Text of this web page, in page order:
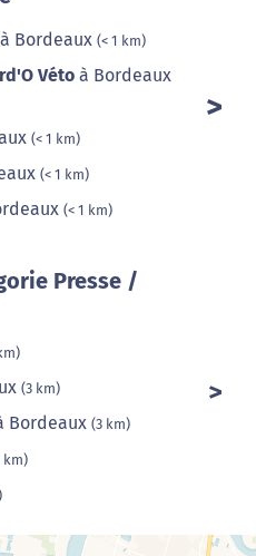
à Bordeaux (< 1 km)
Véto à Bordeaux
(< 1 km)
(< 1 km)
(< 1 km)
Presse /
(3 km)
Bordeaux (3 km)
km)